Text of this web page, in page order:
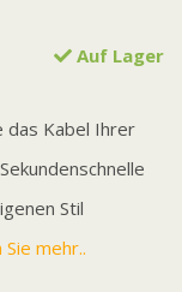
Auf Lager
das Kabel Ihrer
Stil
Sie mehr..